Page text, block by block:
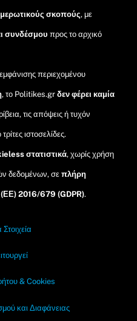
σκοπούς, με
συνδέσμου προς το αρχικό
περιεχομένου
, το Politikes.grδεν φέρει καμία
τις απόψεις ή τυχόν
ιστοσελίδες.
στατιστικά, χωρίς χρήση
δεδομένων, σεπλήρη
2016/679 (GDPR).
Στοιχεία
& Cookies
και Διαφάνειας